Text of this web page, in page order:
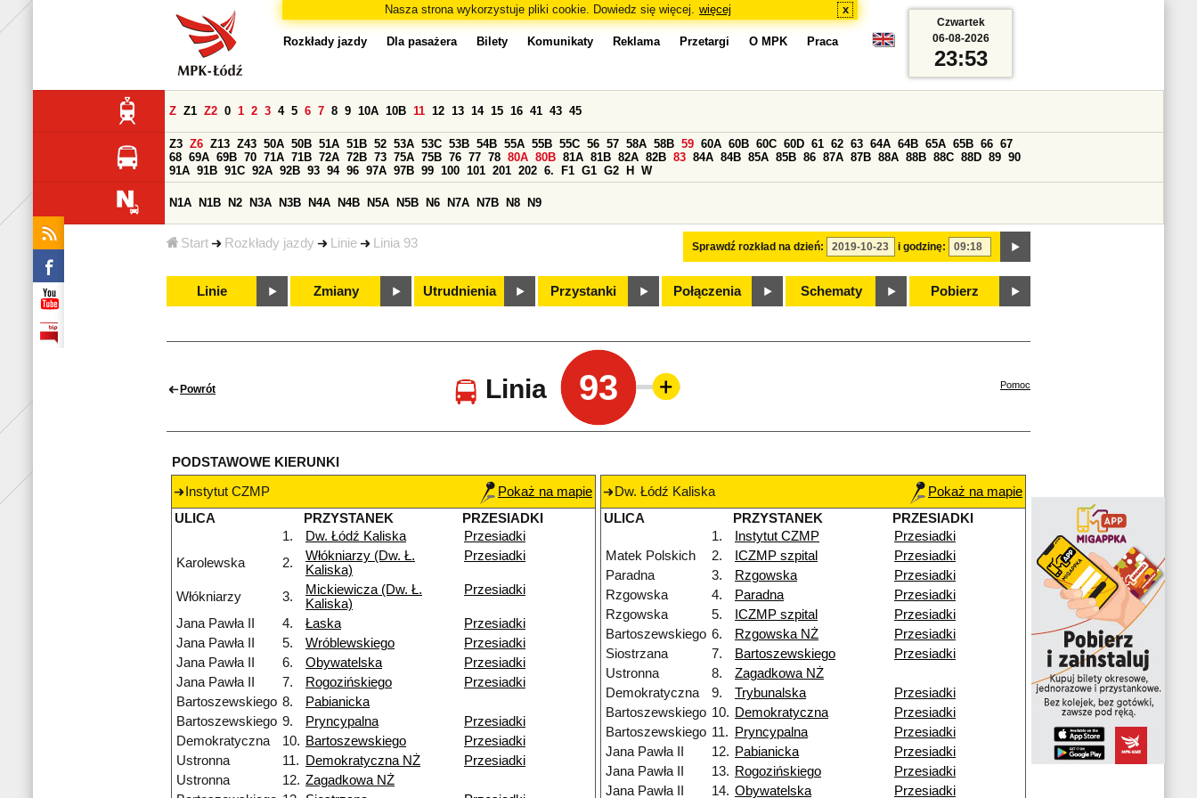
Nasza strona wykorzystuje pliki cookie. Dowiedz się więcej. więcej x
Start Rozkłady jazdy Linie Linia 93
Rozkłady jazdy Dla pasażera Bilety Komunikaty Reklama Przetargi O MPK Praca
Sprawdź rozkład na dzień: i godzinę:
Z Z1 Z2 0 1 2 3 4 5 6 7 8 9 10A 10B 11 12 13 14 15 16 41 43 45
Z3 Z6 Z13 Z43 50A 50B 51A 51B 52 53A 53C 53B 54B 55A 55B 55C 56 57 58A 58B 59 60A 60B 60C 60D 61 62 63 64A 64B 65A 65B 66 67
68 69A 69B 70 71A 71B 72A 72B 73 75A 75B 76 77 78 80A 80B 81A 81B 82A 82B 83 84A 84B 85A 85B 86 87A 87B 88A 88B 88C 88D 89 90
91A 91B 91C 92A 92B 93 94 96 97A 97B 99 100 101 201 202 6. F1 G1 G2 H W
N1A N1B N2 N3A N3B N4A N4B N5A N5B N6 N7A N7B N8 N9
Linie Zmiany Utrudnienia Przystanki Połączenia Schematy Pobierz
Czwartek
06-08-2026
23:53
Powrót Linia 93 Pomoc
PODSTAWOWE KIERUNKI
Instytut CZMP
Pokaż na mapie
ULICA
PRZYSTANEK
PRZESIADKI
1.
Dw. Łódź Kaliska
Przesiadki
Karolewska
2.
Włókniarzy (Dw. Ł.
Kaliska)
Przesiadki
Włókniarzy 3.
Mickiewicza (Dw. Ł.
Kaliska)
Przesiadki
Jana Pawła II 4. Łaska
Przesiadki
Jana Pawła II
5. Wróblewskiego
Przesiadki
Jana Pawła II
6. Obywatelska
Przesiadki
Jana Pawła II
7. Rogozińskiego
Przesiadki
Bartoszewskiego 8.
Pabianicka
Bartoszewskiego 9. Pryncypalna
Przesiadki
Demokratyczna
10. Bartoszewskiego
Przesiadki
Ustronna
11. Demokratyczna NŻ
Przesiadki
Ustronna
12. Zagadkowa NŻ
Dw. Łódź Kaliska
Pokaż na mapie
ULICA
PRZYSTANEK
PRZESIADKI
1.
Instytut CZMP
Przesiadki
Matek Polskich
2. ICZMP szpital
Przesiadki
Paradna
3. Rzgowska
Przesiadki
Rzgowska
4. Paradna
Przesiadki
Rzgowska
5. ICZMP szpital
Przesiadki
Bartoszewskiego 6. Rzgowska NŻ
Przesiadki
Siostrzana
7. Bartoszewskiego
Przesiadki
Ustronna
8.
Zagadkowa NŻ
Demokratyczna
9. Trybunalska
Przesiadki
Bartoszewskiego 10. Demokratyczna
Przesiadki
Bartoszewskiego 11. Pryncypalna
Przesiadki
Jana Pawła II
12. Pabianicka
Przesiadki
Jana Pawła II
13. Rogozińskiego
Przesiadki
Jana Pawła II
14. Obywatelska Przesiadki